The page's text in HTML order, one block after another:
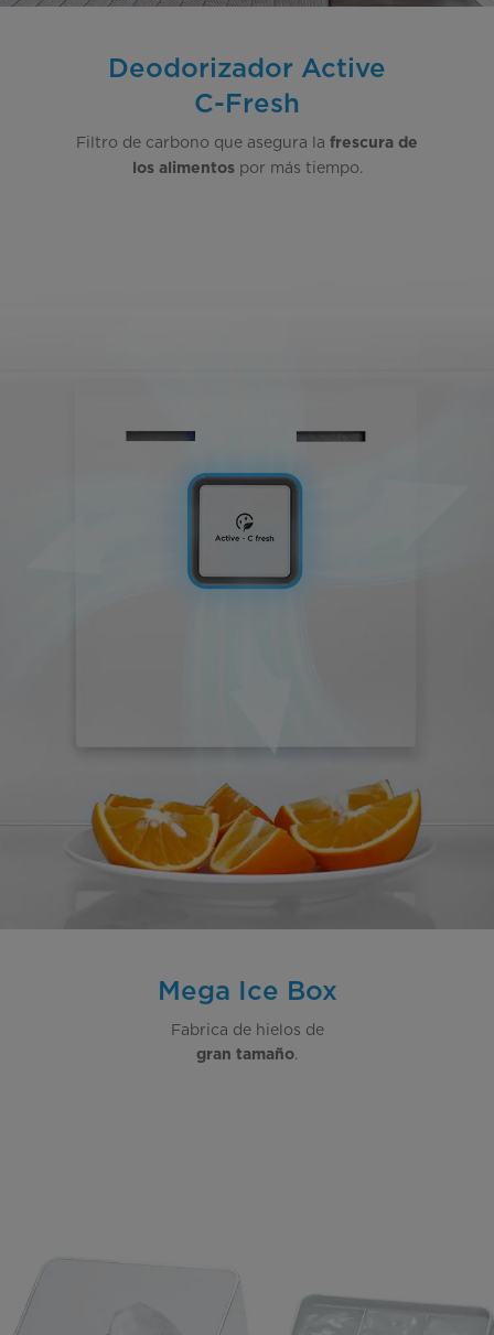
Deodorizador Active
C-Fresh
Filtro de carbono que asegura la frescura de
los alimentos por más tiempo.
Mega Ice Box
Fabrica de hielos de
gran tamaño.